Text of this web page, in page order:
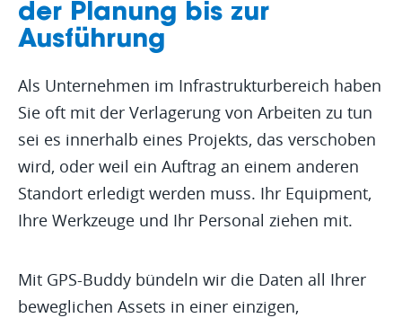
der Planung bis zur
Ausführung
Als Unternehmen im Infrastrukturbereich haben
Sie oft mit der Verlagerung von Arbeiten zu tun
sei es innerhalb eines Projekts, das verschoben
wird, oder weil ein Auftrag an einem anderen
Standort erledigt werden muss. Ihr Equipment,
Ihre Werkzeuge und Ihr Personal ziehen mit.
Mit GPS-Buddy bündeln wir die Daten all Ihrer
beweglichen Assets in einer einzigen,